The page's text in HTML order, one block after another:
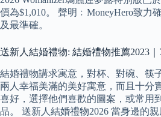
價為$1,010。 聲明﹕MoneyHero致力
及最準確。
送新人結婚禮物: 結婚禮物推薦2023
結婚禮物講求寓意，對杯、對碗、筷
兩人幸福美滿的美好寓意，而且十分
喜好，選擇他們喜歡的圖案，或常用
品。 送新人結婚禮物2026 當身邊的